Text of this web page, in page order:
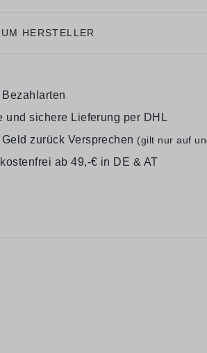
HERSTELLER
und sichere Lieferung per DHL
zurück Versprechen (gilt nur auf
ab 49,-€ in DE & AT